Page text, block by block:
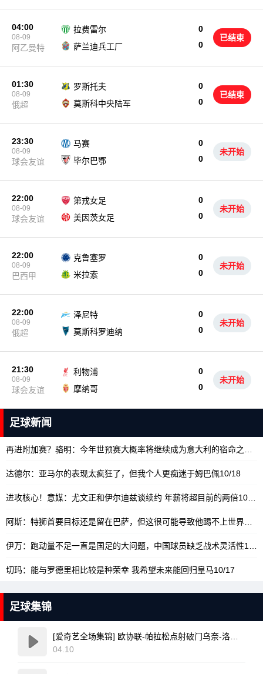
04:00
08-09
阿乙曼特
拉费雷尔
0
0
萨兰迪兵工厂
已结束
01:30
08-09
俄超
罗斯托夫
0
0
莫斯科中央陆军
已结束
23:30
08-09
球会友谊
马赛
0
0
毕尔巴鄂
未开始
22:00
08-09
球会友谊
第戎女足
0
0
美因茨女足
未开始
22:00
08-09
巴西甲
克鲁塞罗
0
0
米拉索
未开始
22:00
08-09
俄超
泽尼特
0
0
莫斯科罗迪纳
未开始
21:30
08-09
球会友谊
利物浦
0
0
摩纳哥
未开始
足球新闻
达德尔：亚马尔的表现太疯狂了，但我个人更痴迷于姆巴佩10/18
进攻核心！意媒：尤文正和伊尔迪兹谈续约 年薪将超目前的两倍10/18
伊万：跑动量不足一直是国足的大问题，中国球员缺乏战术灵活性10/17
切玛：能与罗德里相比较是种荣幸 我希望未来能回归皇马10/17
足球集锦
04.10